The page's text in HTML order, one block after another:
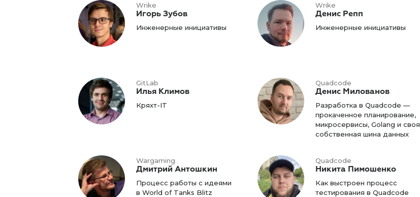
Wrike
Игорь Зубов
Инженерные инициативы
Wrike
Денис Репп
Инженерные инициативы
GitLab
Илья Климов
Кряхт-IT
Quadcode
Денис Милованов
Разработка в Quadcode —
прокаченное планирование,
микросервисы, Golang и своя
собственная шина данных
Wargaming
Дмитрий Антошкин
Процесс работы с идеями
в World of Tanks Blitz
Quadcode
Никита Пимошенко
Как выстроен процесс
тестирования в Quadcode